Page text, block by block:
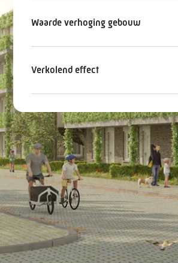
Waarde verhoging gebouw
Verkolend effect